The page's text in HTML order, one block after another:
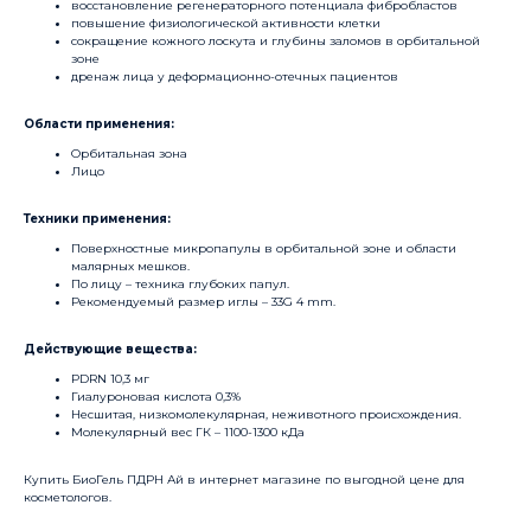
восстановление регенераторного потенциала фибробластов
повышение физиологической активности клетки
сокращение кожного лоскута и глубины заломов в орбитальной
зоне
дренаж лица у деформационно-отечных пациентов
Области применения:
Орбитальная зона
Лицо
Техники применения:
Поверхностные микропапулы в орбитальной зоне и области
малярных мешков.
По лицу – техника глубоких папул.
Рекомендуемый размер иглы – 33G 4 mm.
Действующие вещества:
PDRN 10,3 мг
Гиалуроновая кислота 0,3%
Несшитая, низкомолекулярная, неживотного происхождения.
Молекулярный вес ГК – 1100-1300 кДа
Купить БиоГель ПДРН Ай в интернет магазине по выгодной цене для
косметологов.